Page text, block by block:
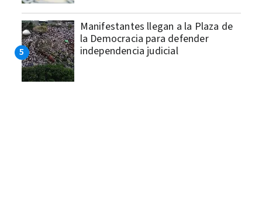
Manifestantes llegan a la Plaza de
la Democracia para defender
independencia judicial